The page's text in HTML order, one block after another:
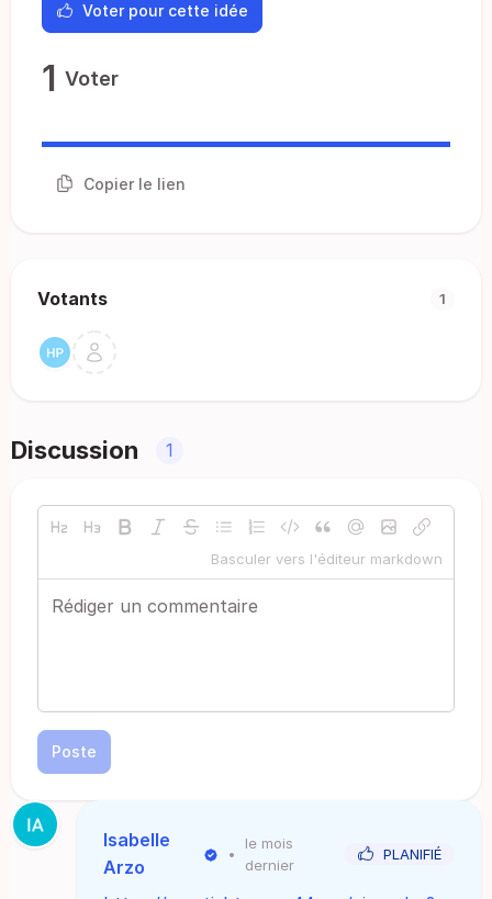
Voter pour cette idée
1 Voter
Copier le lien
Votants 1
Discussion 1
Basculer vers l'éditeur markdown
Poste
Isabelle
Arzo
•
le mois
dernier
PLANIFIÉ